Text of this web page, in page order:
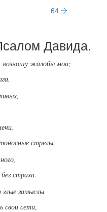
64
Давида.
возношу жалобы мои;
стрелы.
страха.
злые замыслы
сети,